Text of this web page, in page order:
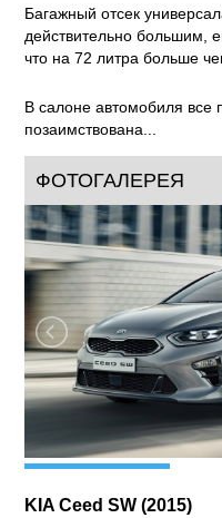
Багажный отсек
действительно большим,
что на 72 литра больше
В салоне автомобиля все
позаимствована...
ФОТОГАЛЕРЕЯ